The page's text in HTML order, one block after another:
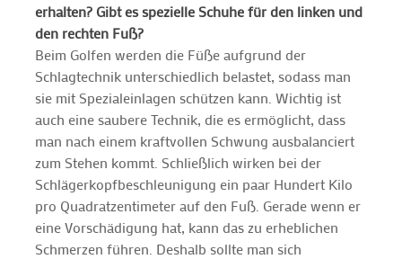
erhalten? Gibt es spezielle Schuhe für den linken und
den rechten Fuß?
Beim Golfen werden die Füße aufgrund der
Schlagtechnik unterschiedlich belastet, sodass man
sie mit Spezialeinlagen schützen kann. Wichtig ist
auch eine saubere Technik, die es ermöglicht, dass
man nach einem kraftvollen Schwung ausbalanciert
zum Stehen kommt. Schließlich wirken bei der
Schlägerkopfbeschleunigung ein paar Hundert Kilo
pro Quadratzentimeter auf den Fuß. Gerade wenn er
eine Vorschädigung hat, kann das zu erheblichen
Schmerzen führen. Deshalb sollte man sich